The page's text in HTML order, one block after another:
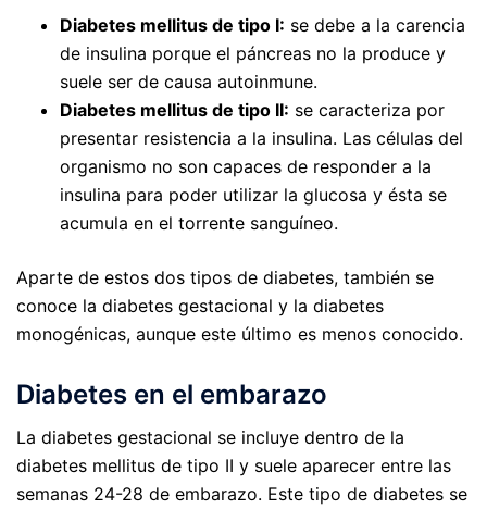
Diabetes mellitus de tipo I: se debe a la carencia
de insulina porque el páncreas no la produce y
suele ser de causa autoinmune.
Diabetes mellitus de tipo II: se caracteriza por
presentar resistencia a la insulina. Las células del
organismo no son capaces de responder a la
insulina para poder utilizar la glucosa y ésta se
acumula en el torrente sanguíneo.
Aparte de estos dos tipos de diabetes, también se
conoce la diabetes gestacional y la diabetes
monogénicas, aunque este último es menos conocido.
Diabetes en el embarazo
La diabetes gestacional se incluye dentro de la
diabetes mellitus de tipo II y suele aparecer entre las
semanas 24-28 de embarazo. Este tipo de diabetes se